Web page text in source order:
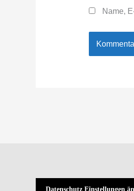
Name,
Datenschutz Einstellungen